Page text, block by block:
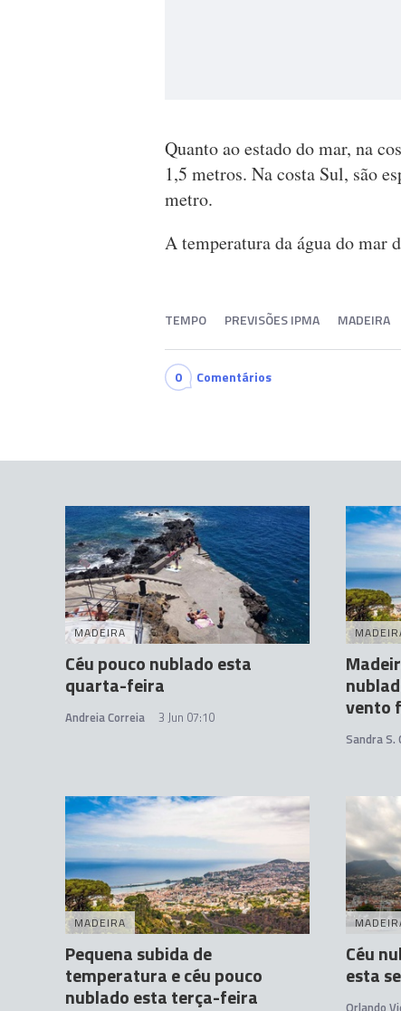
Quanto ao estado do mar, na
1,5 metros. Na costa Sul, são
metro.
A temperatura da água do mar
TEMPO PREVISÕES IPMA MADEIRA
0 Comentários
MADEIRA
Céu pouco nublado esta
quarta-feira
Andreia Correia 3 Jun 07:10 vento
Sandra S.
MADEIRA
Pequena subida de
temperatura e céu pouco
nublado esta terça-feira
Céu
esta
Orlando